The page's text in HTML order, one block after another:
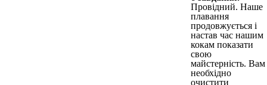
Провідний. Наше
плавання
продовжується і
настав час нашим
кокам показати
свою
майстерність. Вам
необхідно
очистити